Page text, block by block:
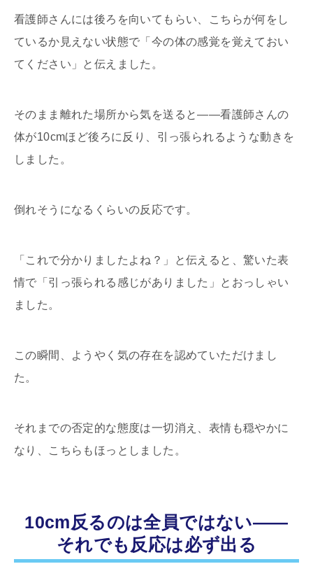
看護師さんには後ろを向いてもらい、こちらが何をし
ているか見えない状態で「今の体の感覚を覚えておい
てください」と伝えました。
そのまま離れた場所から気を送ると――看護師さんの
体が10cmほど後ろに反り、引っ張られるような動きを
しました。
倒れそうになるくらいの反応です。
「これで分かりましたよね？」と伝えると、驚いた表
情で「引っ張られる感じがありました」とおっしゃい
ました。
この瞬間、ようやく気の存在を認めていただけまし
た。
それまでの否定的な態度は一切消え、表情も穏やかに
なり、こちらもほっとしました。
10cm反るのは全員ではない――
それでも反応は必ず出る